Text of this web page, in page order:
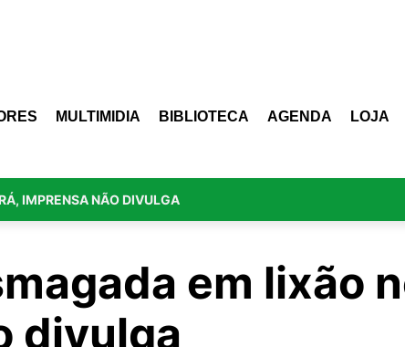
MULTIMIDIA BIBLIOTECA AGENDA LOJA
IMPRENSA NÃO DIVULGA
em lixão
divulga